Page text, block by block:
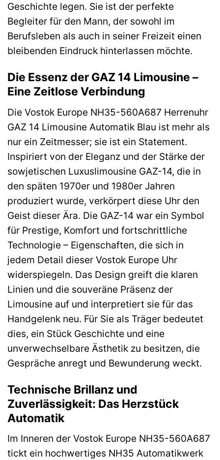
Geschichte legen. Sie ist der perfekte
Begleiter für den Mann, der sowohl im
Berufsleben als auch in seiner Freizeit einen
bleibenden Eindruck hinterlassen möchte.
Die Essenz der GAZ 14 Limousine –
Eine Zeitlose Verbindung
Die Vostok Europe NH35-560A687 Herrenuhr
GAZ 14 Limousine Automatik Blau ist mehr als
nur ein Zeitmesser; sie ist ein Statement.
Inspiriert von der Eleganz und der Stärke der
sowjetischen Luxuslimousine GAZ-14, die in
den späten 1970er und 1980er Jahren
produziert wurde, verkörpert diese Uhr den
Geist dieser Ära. Die GAZ-14 war ein Symbol
für Prestige, Komfort und fortschrittliche
Technologie – Eigenschaften, die sich in
jedem Detail dieser Vostok Europe Uhr
widerspiegeln. Das Design greift die klaren
Linien und die souveräne Präsenz der
Limousine auf und interpretiert sie für das
Handgelenk neu. Für Sie als Träger bedeutet
dies, ein Stück Geschichte und eine
unverwechselbare Ästhetik zu besitzen, die
Gespräche anregt und Bewunderung weckt.
Technische Brillanz und
Zuverlässigkeit: Das Herzstück
Automatik
Im Inneren der Vostok Europe NH35-560A687
tickt ein hochwertiges NH35 Automatikwerk